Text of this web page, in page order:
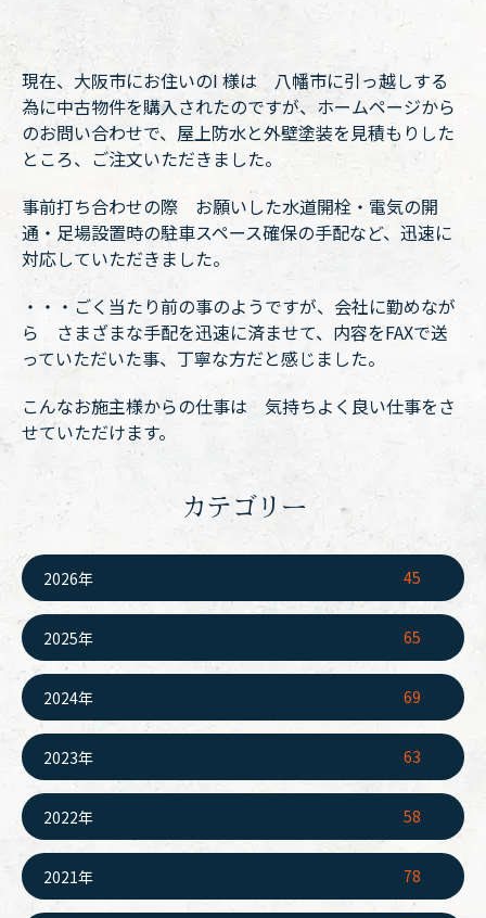
現在、大阪市にお住いのI 様は 八幡市に引っ越しする
為に中古物件を購入されたのですが、ホームページから
のお問い合わせで、屋上防水と外壁塗装を見積もりした
ところ、ご注文いただきました。
事前打ち合わせの際 お願いした水道開栓・電気の開
通・足場設置時の駐車スペース確保の手配など、迅速に
対応していただきました。
・・・ごく当たり前の事のようですが、会社に勤めなが
ら さまざまな手配を迅速に済ませて、内容をFAXで送
っていただいた事、丁寧な方だと感じました。
こんなお施主様からの仕事は 気持ちよく良い仕事をさ
せていただけます。
カテゴリー
2026年 45
2025年 65
2024年 69
2023年 63
2022年 58
2021年 78